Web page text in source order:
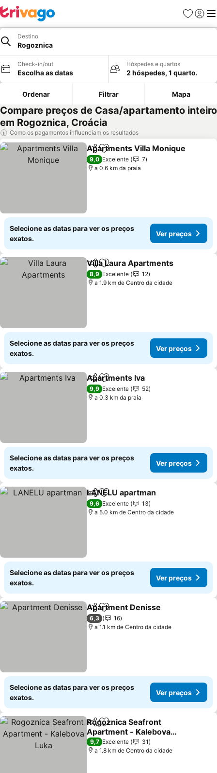
Favoritos
Iniciar
Destino
Rogoznica
Check-in/out
Escolha as datas
Hóspedes e quartos
2 hóspedes, 1 quarto.
Ordenar Filtrar Mapa
Compare preços de Casa/apartamento inteiro
em Rogoznica, Croácia
Como os pagamentos influenciam os resultados
PartilharAdicionar aos favoritos
Apartments Villa Monique
9,0 Excelente
7
a 0.6 km da praia
Selecione as datas para ver os preços
exatos.
Ver preços
PartilharAdicionar aos favoritos
Villa Laura Apartments
8,9 Excelente
12
a 1.9 km de Centro da cidade
Selecione as datas para ver os preços
exatos.
Ver preços
PartilharAdicionar aos favoritos
Apartments Iva
9,9 Excelente
52
a 0.3 km da praia
Selecione as datas para ver os preços
exatos.
Ver preços
PartilharAdicionar aos favoritos
LANELU apartman
9,6 Excelente
13
a 5.0 km de Centro da cidade
Selecione as datas para ver os preços
exatos.
Ver preços
PartilharAdicionar aos favoritos
Apartment Denisse
6,3
16
a 1.1 km de Centro da cidade
Selecione as datas para ver os preços
exatos.
Ver preços
PartilharAdicionar aos favoritos
Rogoznica Seafront
Apartment - Kalebova
Luka
9,7 Excelente
31
a 1.8 km de Centro da cidade